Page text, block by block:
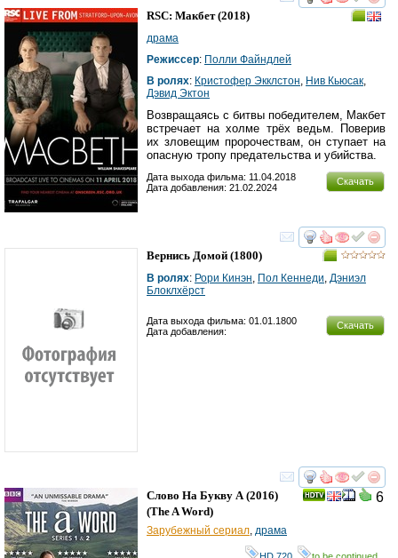
смотреть
RSC: Макбет(2018)
драма
Режиссер: Полли Файндлей
В ролях: Кристофер Экклстон, Нив Кьюсак,
Дэвид Эктон
Возвращаясь с битвы победителем, Макбет
встречает на холме трёх ведьм. Поверив
их зловещим пророчествам, он ступает на
опасную тропу предательства и убийства.
Скачать
Дата выхода фильма: 11.04.2018
Дата добавления: 21.02.2024
смотреть
Вернись Домой (1800)
В ролях: Рори Кинэн, Пол Кеннеди, Дэниэл
Блоклхёрст
Скачать
Дата выхода фильма: 01.01.1800
Дата добавления:
смотреть
6
Слово На Букву А(2016)
(The A Word)
Зарубежный сериал, драма